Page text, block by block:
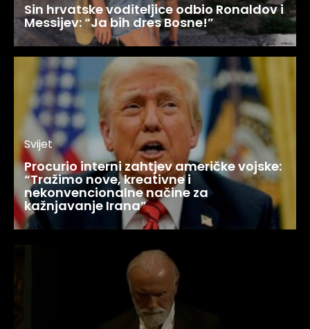
Sin hrvatske voditeljice odbio Ronaldov i
Messijev: “Ja bih dres Bosne!”
Svijet
Procurio interni zahtjev američke vojske:
“Tražimo nove, kreativne i
nekonvencionalne načine za
kažnjavanje Irana”